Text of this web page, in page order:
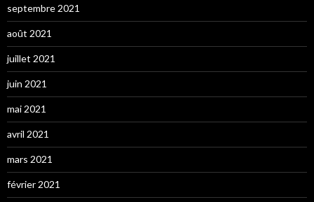
septembre 2021
août 2021
juillet 2021
juin 2021
mai 2021
avril 2021
mars 2021
février 2021